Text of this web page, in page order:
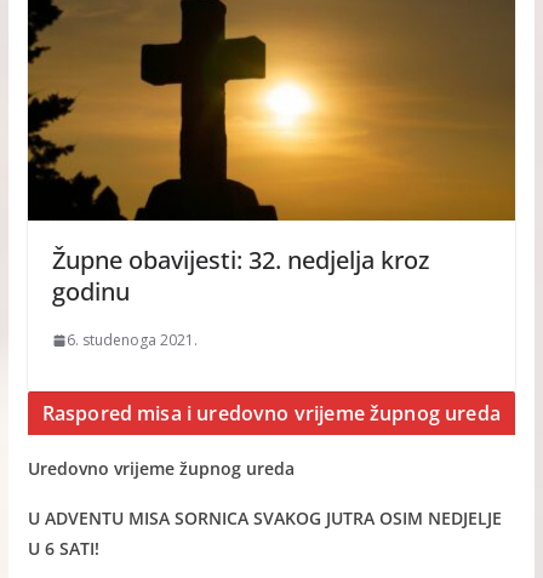
Župne obavijesti: 32. nedjelja kroz
godinu
6. studenoga 2021.
Raspored misa i uredovno vrijeme župnog ureda
Uredovno vrijeme župnog ureda
U ADVENTU MISA SORNICA SVAKOG JUTRA OSIM NEDJELJE
U 6 SATI!